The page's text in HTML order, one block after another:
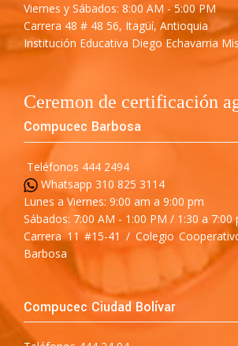
Viernes y Sábados: 8:00 AM - 5:00 PM
Carrera 48 # 48 56, Itagüí, Antioquia
Institución Educativa Diego Echavarria
Ceremon de certificación
Compucec Barbosa
Teléfonos 444 2494
Whatsapp 310 825 3114
Lunes a Viernes: 9:00 am a 9:00 pm
Sábados: 7:00 AM - 1:00 PM / 1:30 a 7:00
Carrera 11 #15-41 / Colegio
Barbosa
Compucec Ciudad Bolívar